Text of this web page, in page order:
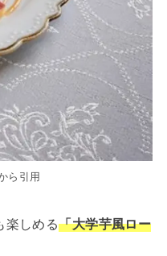
ら引用
楽しめる「大学芋風ロー